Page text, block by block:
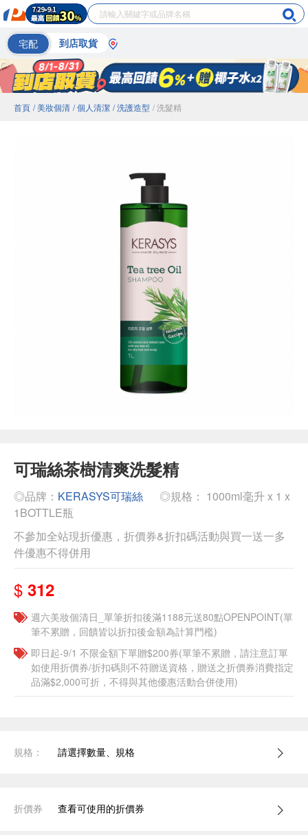
宅配 到店取貨
首頁 / 美妝個清 / 個人清潔 / 洗護造型 / 洗髮精
可瑞絲茶樹清爽洗髮精
◎品牌： KERASYS可瑞絲
◎規格： 1000ml毫升 x 1 x
1BOTTLE瓶
不參加全站現折優惠，折價券&折扣碼活動與買一送一多
件優惠不得併用
$ 312
週六美妝個清日_單筆折扣後滿1188元送80點OPENPOINT(單
筆不累贈，回饋皆以折扣後金額為計算門檻)
即日起-9/1 不限金額下單贈$200券(單筆不累贈，請注意訂單
如使用折價券/折扣碼則不符贈送資格，贈送之折價券消費指定
品滿$2,000可折，不得與其他優惠活動合併使用)
規格： 請選擇數量、規格
折價券 查看可使用的折價券